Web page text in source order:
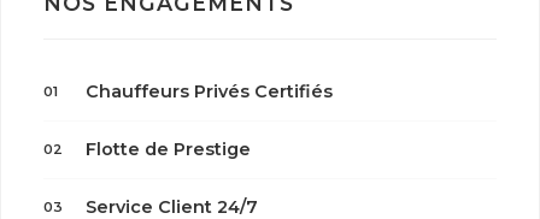
01 Chauffeurs Privés Certifiés
02 Flotte de Prestige
03 Service Client 24/7